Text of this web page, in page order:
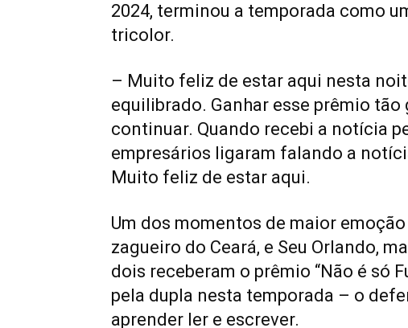
2024, terminou a temporada como
tricolor.
– Muito feliz de estar aqui nesta
equilibrado. Ganhar esse prêmio
continuar. Quando recebi a notícia
empresários ligaram falando a
Muito feliz de estar aqui.
Um dos momentos de maior
zagueiro do Ceará, e Seu Orlando,
dois receberam o prêmio “Não é só
pela dupla nesta temporada – o
aprender ler e escrever.